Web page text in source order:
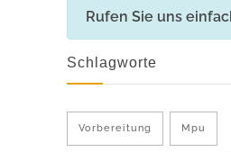
Rufen Sie uns
Schlagworte
Vorbereitung Mpu